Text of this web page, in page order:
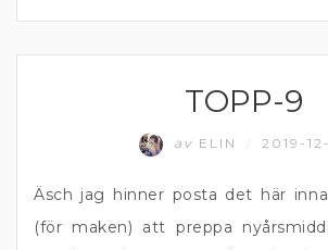
TOPP-9
av ELIN 2019-
Äsch jag hinner posta det här
(för maken) att preppa